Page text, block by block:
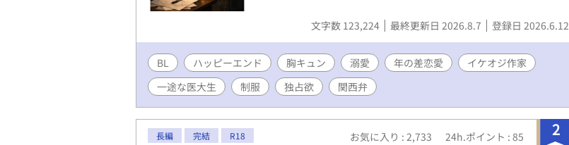
文字数 123,224 最終更新日 2026.8.7 登録日 2026.6.12
BL ハッピーエンド 胸キュン 溺愛 年の差恋愛
イケオジ作家
一途な医大生
制服 独占欲 関西弁
2
長編 完結 R18 お気に入り : 2,733 24h.ポイント : 85